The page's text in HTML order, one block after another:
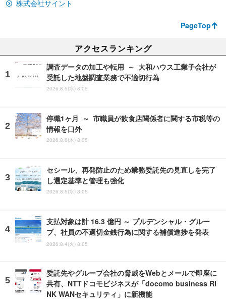
株式会社サイント
PageTop
アクセスランキング
調査データの加工や転用 ～ 大和ハウス工業子会社が
受託した地盤調査業務で不適切行為
2026.8.5(水) 8:05
停職1ヶ月 ～ 市職員が飲食店関係者に関する市税等の
情報を口外
2026.8.6(木) 8:05
セシール、再発防止のため業務委託先の見直しを完了
し選定基準と管理も強化
2026.8.5(水) 8:05
支払対象は計 16.3 億円 ～ プルデンシャル・グルー
プ、社員の不適切金銭行為に関する補償進捗を発表
2026.8.4(火) 8:05
委託先やグループ会社の脅威をWebとメールで即座に
共有、NTTドコモビジネスが「docomo business RI
NK WANセキュリティ」に新機能